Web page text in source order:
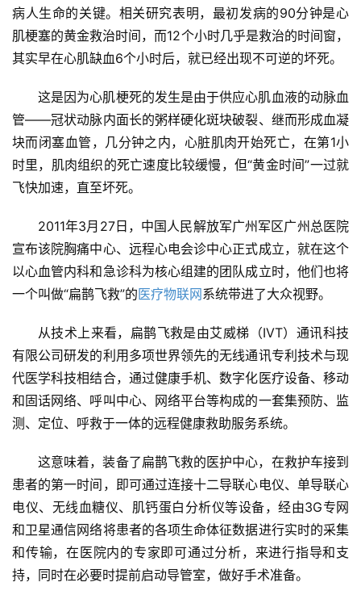
病人生命的关键。相关研究表明，最初发病的90分钟是心
肌梗塞的黄金救治时间，而12个小时几乎是救治的时间窗，
其实早在心肌缺血6个小时后，就已经出现不可逆的坏死。
这是因为心肌梗死的发生是由于供应心肌血液的动脉血
管——冠状动脉内面长的粥样硬化斑块破裂、继而形成血凝
块而闭塞血管，几分钟之内，心脏肌肉开始死亡，在第1小
时里，肌肉组织的死亡速度比较缓慢，但“黄金时间”一过就
飞快加速，直至坏死。
2011年3月27日，中国人民解放军广州军区广州总医院
宣布该院胸痛中心、远程心电会诊中心正式成立，就在这个
以心血管内科和急诊科为核心组建的团队成立时，他们也将
一个叫做“扁鹊飞救”的医疗物联网系统带进了大众视野。
从技术上来看，扁鹊飞救是由艾威梯（IVT）通讯科技
有限公司研发的利用多项世界领先的无线通讯专利技术与现
代医学科技相结合，通过健康手机、数字化医疗设备、移动
和固话网络、呼叫中心、网络平台等构成的一套集预防、监
测、定位、呼救于一体的远程健康救助服务系统。
这意味着，装备了扁鹊飞救的医护中心，在救护车接到
患者的第一时间，即可通过连接十二导联心电仪、单导联心
电仪、无线血糖仪、肌钙蛋白分析仪等设备，经由3G专网
和卫星通信网络将患者的各项生命体征数据进行实时的采集
和传输，在医院内的专家即可通过分析，来进行指导和支
持，同时在必要时提前启动导管室，做好手术准备。